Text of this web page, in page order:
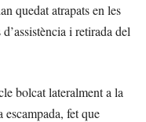
quedat atrapats en les
i retirada del
bolcat lateralment a la
escampada, fet que